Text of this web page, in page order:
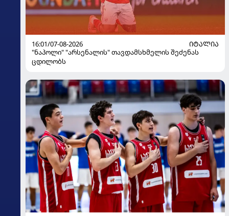
16:01/07-08-2026
ᲘᲢᲐᲚᲘᲐ
"ნაპოლი" "არსენალის" თავდამსხმელის შეძენას
ცდილობს